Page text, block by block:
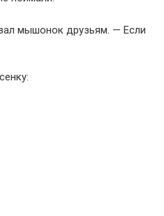
мышонок друзьям. — Если